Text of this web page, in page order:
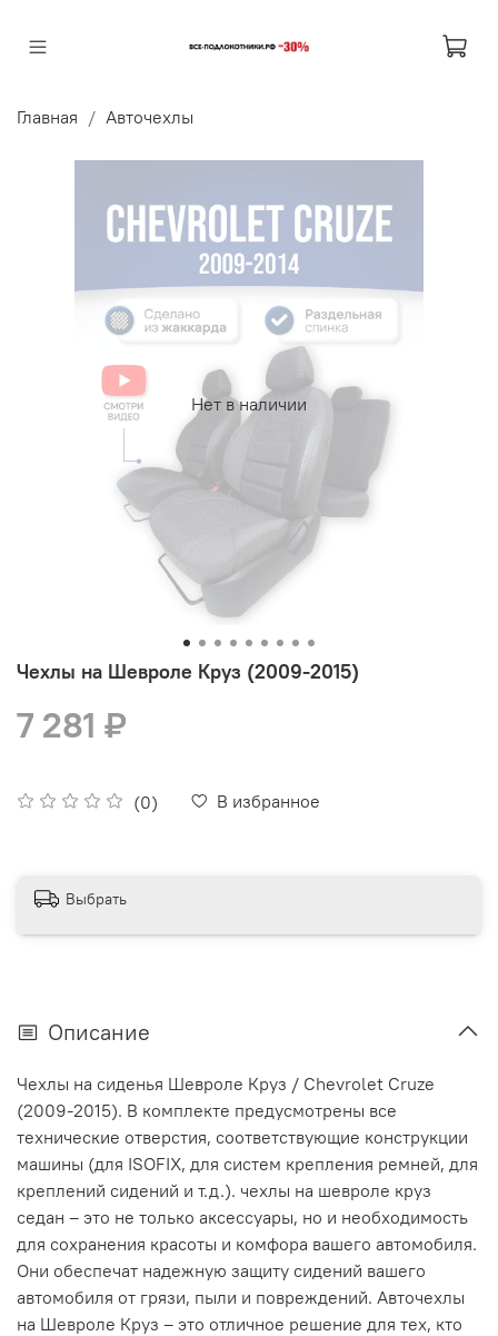
Главная Авточехлы
Нет в наличии
Чехлы на Шевроле Круз (2009-2015)
(0) В избранное
7 281 ₽
Выбрать
Описание
Чехлы на сиденья Шевроле Круз / Chevrolet Cruze
(2009-2015). В комплекте предусмотрены все
технические отверстия, соответствующие конструкции
машины (для ISOFIX, для систем крепления ремней, для
креплений сидений и т.д.). чехлы на шевроле круз
седан – это не только аксессуары, но и необходимость
для сохранения красоты и комфора вашего автомобиля.
Они обеспечат надежную защиту сидений вашего
автомобиля от грязи, пыли и повреждений. Авточехлы
на Шевроле Круз – это отличное решение для тех, кто